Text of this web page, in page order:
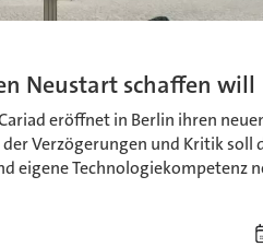
Neustart schaffen will
eröffnet in Berlin ihren
Verzögerungen und Kritik soll
eigene Technologiekompetenz